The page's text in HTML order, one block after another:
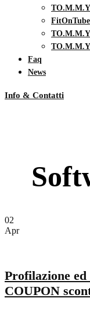
FitOnTube
Faq
News
Info & Contatti
02
Apr
Profilazione
COUPON